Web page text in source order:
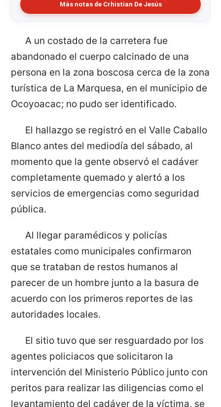
Más notas de Crhistian De Jesús
A un costado de la carretera fue
abandonado el cuerpo calcinado de una
persona en la zona boscosa cerca de la zona
turística de La Marquesa, en el municipio de
Ocoyoacac; no pudo ser identificado.
El hallazgo se registró en el Valle Caballo
Blanco antes del mediodía del sábado, al
momento que la gente observó el cadáver
completamente quemado y alertó a los
servicios de emergencias como seguridad
pública.
Al llegar paramédicos y policías
estatales como municipales confirmaron
que se trataban de restos humanos al
parecer de un hombre junto a la basura de
acuerdo con los primeros reportes de las
autoridades locales.
El sitio tuvo que ser resguardado por los
agentes policiacos que solicitaron la
intervención del Ministerio Público junto con
peritos para realizar las diligencias como el
levantamiento del cadáver de la víctima, se